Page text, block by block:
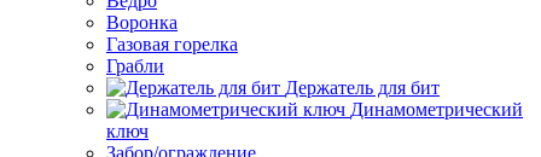
Воронка
Газовая горелка
Грабли
Держатель для бит
Динамометрический
ключ
Забор/ограждение